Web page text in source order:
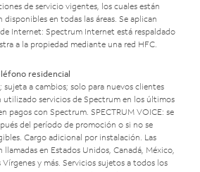
de servicio vigentes, los cuales están
en todas las áreas. Se aplican
Internet: Spectrum Internet está respaldado
a la propiedad mediante una red HFC.
residencial
a cambios; solo para nuevos clientes
utilizado servicios de Spectrum en los últimos
pagos con Spectrum. SPECTRUM VOICE: se
del período de promoción o si no se
Cargo adicional por instalación. Las
en Estados Unidos, Canadá, México,
Vírgenes y más. Servicios sujetos a todos los